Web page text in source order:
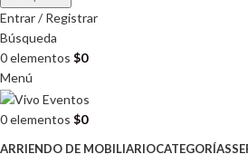
Entrar / Registrar
Búsqueda
0elementos $0
Menú
0elementos $0
ARRIENDO DE MOBILIARIOCATEGORÍAS